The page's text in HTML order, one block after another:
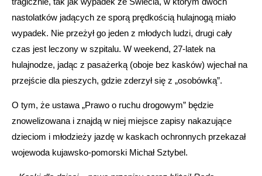
nastolatków jadących ze sporą prędkością hulajnogą miało
wypadek. Nie przeżył go jeden z młodych ludzi, drugi cały
czas jest leczony w szpitalu. W weekend, 27-latek na
hulajnodze, jadąc z pasażerką (oboje bez kasków) wjechał na
przejście dla pieszych, gdzie zderzył się z „osobówką”.
O tym, że ustawa „Prawo o ruchu drogowym” będzie
znowelizowana i znajdą w niej miejsce zapisy nakazujące
dzieciom i młodzieży jazdę w kaskach ochronnych przekazał
wojewoda kujawsko-pomorski Michał Sztybel.